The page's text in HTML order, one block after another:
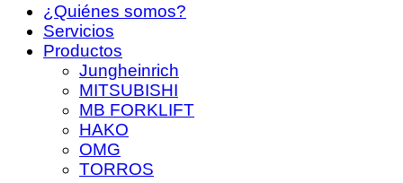
¿Quiénes somos?
Servicios
Productos
Jungheinrich
MITSUBISHI
MB FORKLIFT
HAKO
OMG
TORROS